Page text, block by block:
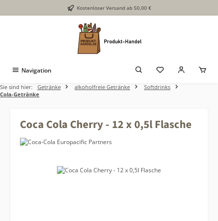
Zum Hauptinhalt springen Kostenloser Versand ab 50,00 €
Navigation
Sie sind hier: Getränke alkoholfreie Getränke
Softdrinks
Cola-Getränke
Coca Cola Cherry - 12 x 0,5l Flasche
Bildergalerie überspringen